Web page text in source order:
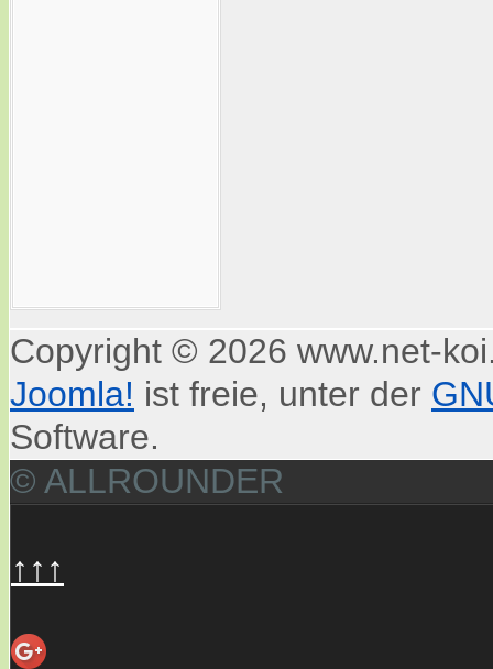
Copyright © 2026 www.net-
Joomla! ist freie, unter der
Software.
© ALLROUNDER
↑↑↑